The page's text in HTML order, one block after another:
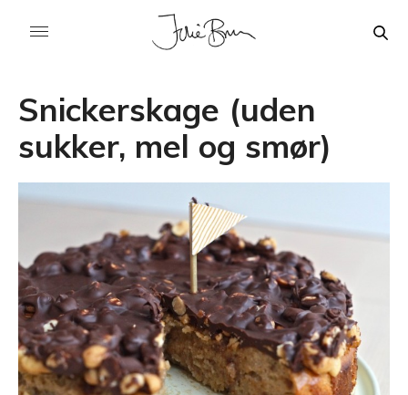
Snickerskage (uden
sukker, mel og smør)